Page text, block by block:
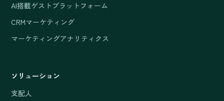
AI搭載ゲストプラットフォーム
CRMマーケティング
マーケティングアナリティクス
ソリューション
支配人